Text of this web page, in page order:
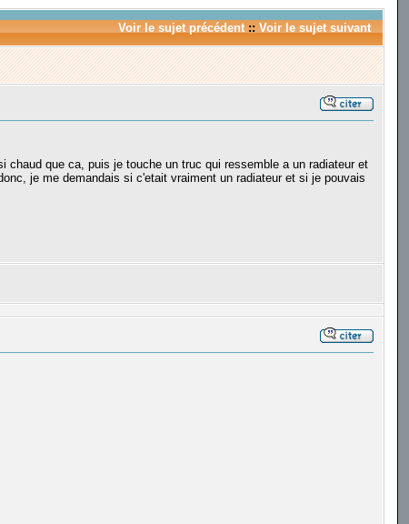
Voir le sujet précédent:: Voir le sujet suivant
que ca, puis je touche un truc qui ressemble a un radiateur et
je me demandais si c'etait vraiment un radiateur et si je pouvais